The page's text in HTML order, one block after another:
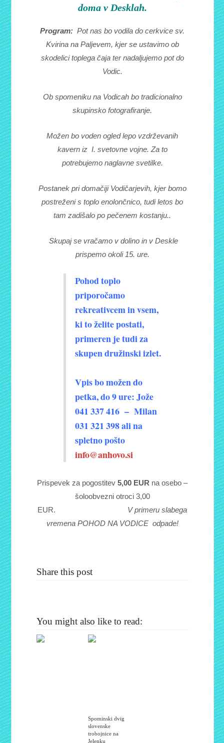
doma v Desklah.
Program: Pot nas bo vodila do cerkvice sv.
Kvirina na Paljevem, kjer se ustavimo ob
skodelici toplega čaja ter nadaljujemo pot do
Vodic.
Ob spomeniku na Vodicah bo tradicionalno
skupinsko fotografiranje.
Možen bo voden ogled lepo vzdrževanih
kavern iz I. svetovne vojne. Za to
potrebujemo naglavne svetilke.
Postanek pri domačiji Vodičarjevih, kjer bomo
postreženi s toplo enolončnico, tudi letos bo
tam zadišalo po pečenem kostanju..
Skupaj se vračamo v dolino in v Deskle
prispemo okoli 15. ure.
Pohod toplo
priporočamo
rekreativcem in vsem,
ki to želite postati,
primeren je tudi za
skupen družinski izlet.
Vpis bo možen do
petka, do 9 ure: Jože
041 337 416 – Milan
031 321 398 ali na
spletno pošto
info@anhovo.si
Prispevek za pogostitev5,00 EUR na osebo –
šoloobvezni otroci 3,00
EUR.
V primeru slabega
vremena POHOD NA VODICE odpade!
Share this post
You might also like to read:
Spominski dvig
slovenske
trobojnice na
Jelenku